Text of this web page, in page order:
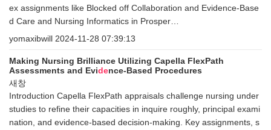
ex assignments like Blocked off Collaboration and Evidence-Base
d Care and Nursing Informatics in Prosper…
yomaxibwill 2024-11-28 07:39:13
Making Nursing Brilliance Utilizing Capella FlexPath
Assessments and Evidence-Based Procedures
새창
Introduction Capella FlexPath appraisals challenge nursing under
studies to refine their capacities in inquire roughly, principal exami
nation, and evidence-based decision-making. Key assignments, s